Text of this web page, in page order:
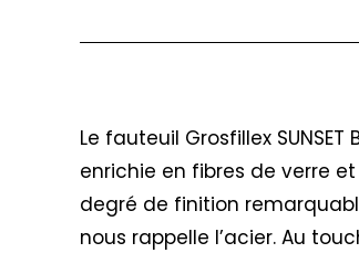
Le fauteuil Grosfillex
enrichie en fibres de verre
degré de finition
nous rappelle l’acier. Au